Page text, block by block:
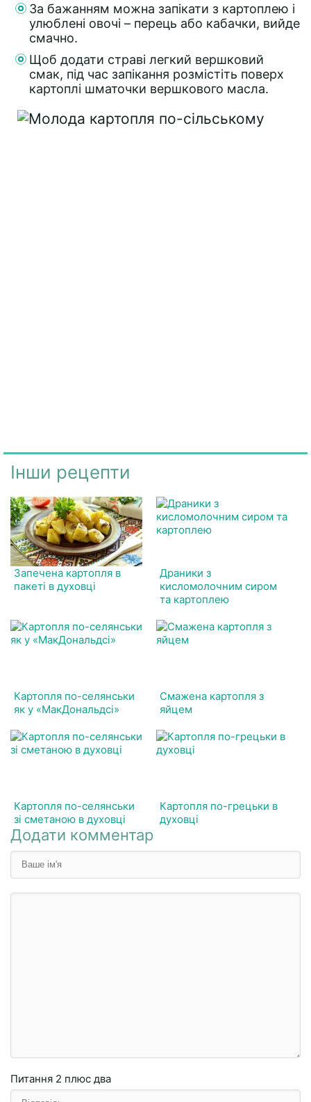
За бажанням можна запікати з картоплею і
улюблені овочі – перець або кабачки, вийде
смачно.
Щоб додати страві легкий вершковий
смак, під час запікання розмістіть поверх
картоплі шматочки вершкового масла.
Інши рецепти
Запечена картопля в
пакеті в духовці
Драники з
кисломолочним сиром
та картоплею
Картопля по-селянськи
як у «МакДональдсі»
Смажена картопля з
яйцем
Картопля по-селянськи
зі сметаною в духовці
Картопля по-грецьки в
духовці
Додати комментар
Питання 2 плюc двa